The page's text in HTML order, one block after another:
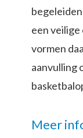
een
vormen
aanvulling
Meer